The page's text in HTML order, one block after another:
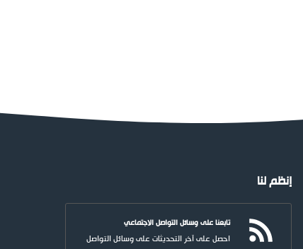
إنظم لنا
تابعنا على وسائل التواصل الاجتماعي
احصل على آخر التحديثات على وسائل التواصل